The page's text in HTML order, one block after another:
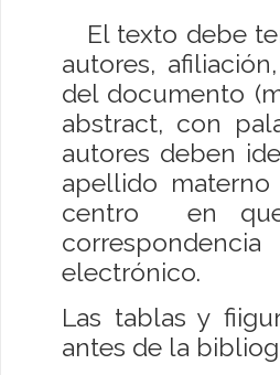
El texto debe
autores,
del documento
abstract, con
autores deben
apellido
centro en
electrónico.
Las tablas y
antes de la